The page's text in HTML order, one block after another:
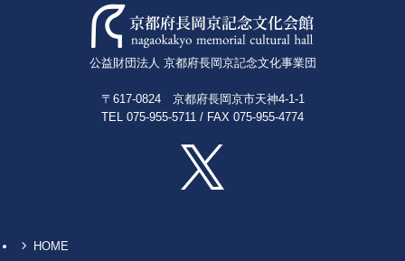
公益財団法人 京都府長岡京記念文化事業団
〒617-0824 京都府長岡京市天神4-1-1
TEL 075-955-5711 / FAX 075-955-4774
HOME